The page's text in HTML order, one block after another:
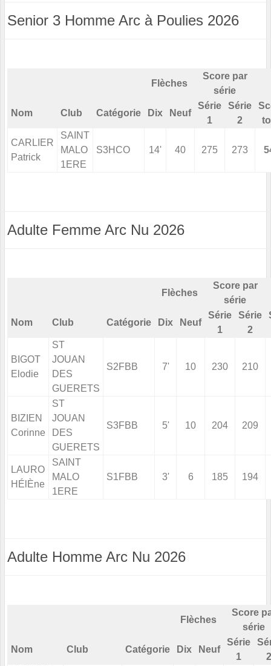
Senior 3 Homme Arc à Poulies 2026
Flèches
Score par
série
Nom Club Catégorie Dix Neuf
Série
1
Série
2
CARLIER
Patrick
SAINT
MALO
1ERE
S3HCO 14' 40 275 273
Adulte Femme Arc Nu 2026
Flèches
Score par
série
Nom Club Catégorie Dix Neuf
Série
1
Série
2
BIGOT
Elodie
ST
JOUAN
DES
GUERETS
S2FBB 7' 10 230 210
BIZIEN
Corinne
ST
JOUAN
DES
GUERETS
S3FBB 5' 10 204 209
LAURO
HÉlÈne
SAINT
MALO
1ERE
S1FBB 3' 6 185 194
Adulte Homme Arc Nu 2026
Flèches
Score
série
Nom Club Catégorie Dix Neuf
Série
1
2